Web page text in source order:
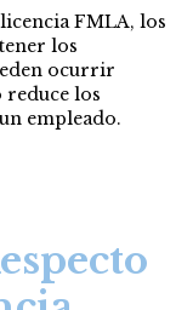
FMLA, los
los
ocurrir
los
empleado.